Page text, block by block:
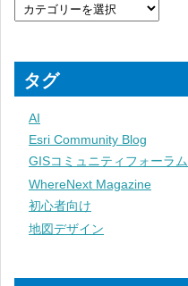
タグ
AI
Esri Community Blog
GISコミュニティフォーラム
WhereNext Magazine
初心者向け
地図デザイン